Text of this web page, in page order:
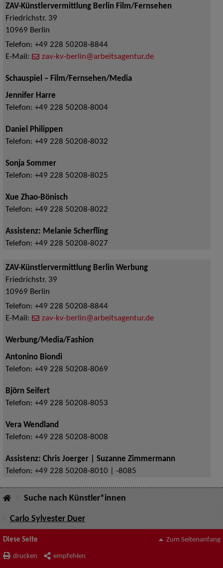
ZAV-Künstlervermittlung Berlin Film/Fernsehen
Friedrichstr. 39
10969 Berlin
Telefon: +49 228 50208-8844
E-Mail:
zav-kv-berlin@arbeitsagentur.de
Schauspiel – Film/Fernsehen/Media
Jennifer Harre
Telefon: +49 228 50208-8004
Daniel Philippen
Telefon: +49 228 50208-8032
Sonja Sommer
Telefon: +49 228 50208-8025
Xue Zhao-Bönisch
Telefon: +49 228 50208-8022
Assistenz: Melanie Scherfling
Telefon: +49 228 50208-8027
ZAV-Künstlervermittlung Berlin Werbung
Friedrichstr. 39
10969 Berlin
Telefon: +49 228 50208-8844
E-Mail:
zav-kv-berlin@arbeitsagentur.de
Werbung/Media/Fashion
Antonino Biondi
Telefon: +49 228 50208-8069
Björn Seifert
Telefon: +49 228 50208-8053
Vera Wendland
Telefon: +49 228 50208-8008
Assistenz: Chris Joerger | Suzanne Zimmermann
Telefon: +49 228 50208-8010 | -8085
Suche nach Künstler*innen
Carlo Sylvester Duer
Diese Seite
drucken empfehlen
Zum Seitenanfang